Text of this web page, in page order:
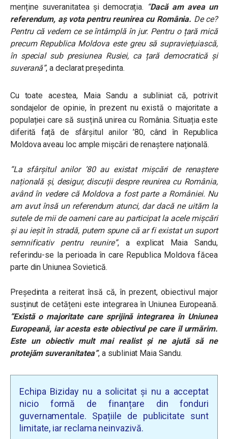
menține suveranitatea și democrația. “Dacă am avea un
referendum, aș vota pentru reunirea cu România. De ce?
Pentru că vedem ce se întâmplă în jur. Pentru o țară mică
precum Republica Moldova este greu să supraviețuiască,
în special sub presiunea Rusiei, ca țară democratică și
suverană”, a declarat președinta.
Cu toate acestea, Maia Sandu a subliniat că, potrivit
sondajelor de opinie, în prezent nu există o majoritate a
populației care să susțină unirea cu România. Situația este
diferită față de sfârșitul anilor ’80, când în Republica
Moldova aveau loc ample mișcări de renaștere națională.
“La sfârșitul anilor ’80 au existat mișcări de renaștere
națională și, desigur, discuții despre reunirea cu România,
având în vedere că Moldova a fost parte a României. Nu
am avut însă un referendum atunci, dar dacă ne uităm la
sutele de mii de oameni care au participat la acele mișcări
și au ieșit în stradă, putem spune că ar fi existat un suport
semnificativ pentru reunire”, a explicat Maia Sandu,
referindu-se la perioada în care Republica Moldova făcea
parte din Uniunea Sovietică.
Președinta a reiterat însă că, în prezent, obiectivul major
susținut de cetățeni este integrarea în Uniunea Europeană.
“Există o majoritate care sprijină integrarea în Uniunea
Europeană, iar acesta este obiectivul pe care îl urmărim.
Este un obiectiv mult mai realist și ne ajută să ne
protejăm suveranitatea”, a subliniat Maia Sandu.
Echipa Biziday nu a solicitat și nu a acceptat
nicio formă de finanțare din fonduri
guvernamentale. Spațiile de publicitate sunt
limitate, iar reclama neinvazivă.